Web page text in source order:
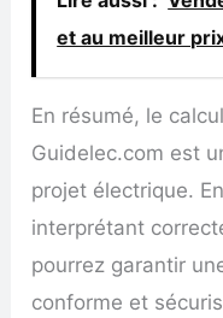
et au meilleur
En résumé, le
Guidelec.com est
projet électrique.
interprétant
pourrez garantir
conforme et